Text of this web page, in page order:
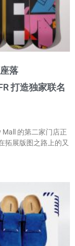
落
打造独家联名
Mall 的第二家门店正
拓展版图之路上的又